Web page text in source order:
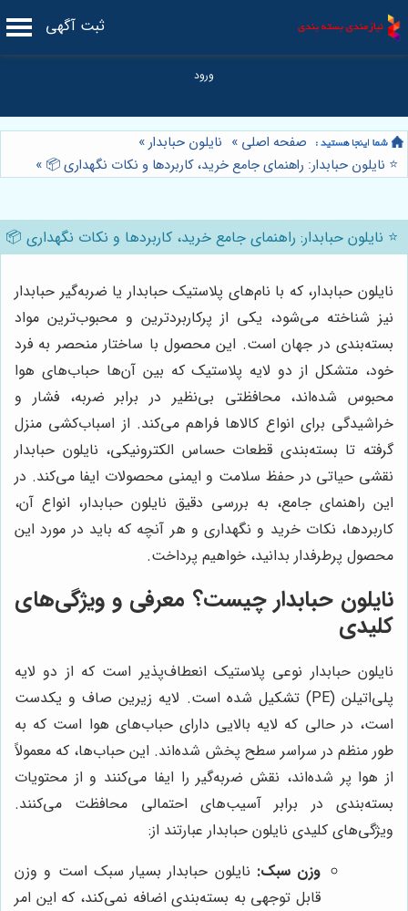
ثبت آگهی
صفحه اصلی » نایلون حبابدار»
⭐️ نایلون حبابدار: راهنمای جامع خرید، کاربردها و نکات نگهداری 📦 »
⭐️ نایلون حبابدار: راهنمای جامع خرید، کاربردها و نکات نگهداری 📦
نایلون حبابدار، که با نام‌های پلاستیک حبابدار یا ضربه‌گیر حبابدار
نیز شناخته می‌شود، یکی از پرکاربردترین و محبوب‌ترین مواد
بسته‌بندی در جهان است. این محصول با ساختار منحصر به فرد
خود، متشکل از دو لایه پلاستیک که بین آن‌ها حباب‌های هوا
محبوس شده‌اند، محافظتی بی‌نظیر در برابر ضربه، فشار و
خراشیدگی برای انواع کالاها فراهم می‌کند. از اسباب‌کشی منزل
گرفته تا بسته‌بندی قطعات حساس الکترونیکی، نایلون حبابدار
نقشی حیاتی در حفظ سلامت و ایمنی محصولات ایفا می‌کند. در
این راهنمای جامع، به بررسی دقیق نایلون حبابدار، انواع آن،
کاربردها، نکات خرید و نگهداری و هر آنچه که باید در مورد این
محصول پرطرفدار بدانید، خواهیم پرداخت.
نایلون حبابدار چیست؟ معرفی و ویژگی‌های
کلیدی
نایلون حبابدار نوعی پلاستیک انعطاف‌پذیر است که از دو لایه
پلی‌اتیلن (PE) تشکیل شده است. لایه زیرین صاف و یکدست
است، در حالی که لایه بالایی دارای حباب‌های هوا است که به
طور منظم در سراسر سطح پخش شده‌اند. این حباب‌ها، که معمولاً
از هوا پر شده‌اند، نقش ضربه‌گیر را ایفا می‌کنند و از محتویات
بسته‌بندی در برابر آسیب‌های احتمالی محافظت می‌کنند.
ویژگی‌های کلیدی نایلون حبابدار عبارتند از:
وزن سبک: نایلون حبابدار بسیار سبک است و وزن
قابل توجهی به بسته‌بندی اضافه نمی‌کند، که این امر